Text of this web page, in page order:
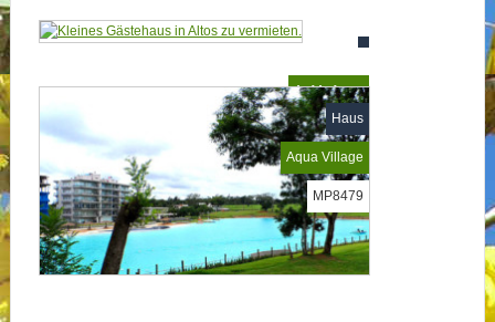
Auf Anfrage
MP678543
Haus
Aqua Village
MP8479